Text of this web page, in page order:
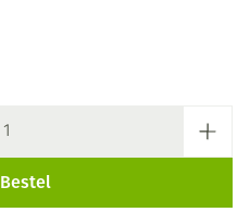
Bestel